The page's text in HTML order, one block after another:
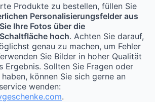
Produkte zu bestellen, füllen Sie
Personalisierungsfelder aus
Ihre Fotos über die
hoch. Achten Sie darauf,
genau zu machen, um Fehler
Sie Bilder in hoher Qualität
Ergebnis. Sollten Sie Fragen oder
können Sie sich gerne an
wenden:
.